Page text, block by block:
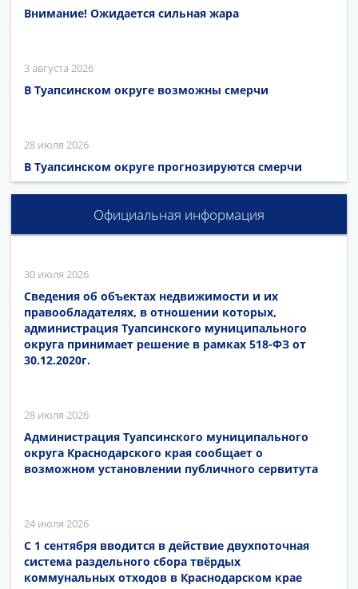
Внимание! Ожидается сильная жара
3 августа 2026
В Туапсинском округе возможны смерчи
28 июля 2026
В Туапсинском округе прогнозируются смерчи
Официальная информация
30 июля 2026
Сведения об объектах недвижимости и их
правообладателях, в отношении которых,
администрация Туапсинского муниципального
округа принимает решение в рамках 518-ФЗ от
30.12.2020г.
28 июля 2026
Администрация Туапсинского муниципального
округа Краснодарского края сообщает о
возможном установлении публичного сервитута
24 июля 2026
С 1 сентября вводится в действие двухпоточная
система раздельного сбора твёрдых
коммунальных отходов в Краснодарском крае